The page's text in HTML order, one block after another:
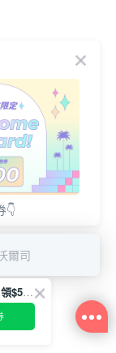
👇
爾司
點擊下方連結LINE領$500👇